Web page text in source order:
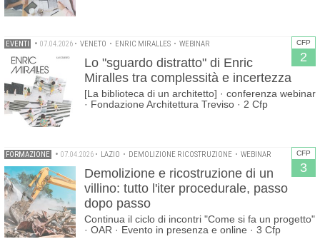
CFP
2
EVENTI • 07.04.2026 • VENETO • ENRIC MIRALLES • WEBINAR
Lo "sguardo distratto" di Enric
Miralles tra complessità e incertezza
[La biblioteca di un architetto] · conferenza webinar
· Fondazione Architettura Treviso · 2 Cfp
CFP
3
FORMAZIONE • 07.04.2026 • LAZIO • DEMOLIZIONE RICOSTRUZIONE • WEBINAR
Demolizione e ricostruzione di un
villino: tutto l'iter procedurale, passo
dopo passo
Continua il ciclo di incontri "Come si fa un progetto"
· OAR · Evento in presenza e online · 3 Cfp